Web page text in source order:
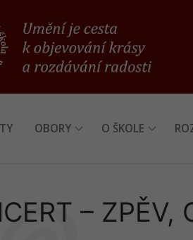
OBORY O ŠKOLE
– ZPĚV,